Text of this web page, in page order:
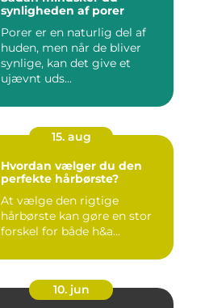
synligheden af porer
Porer er en naturlig del af
huden, men når de bliver
synlige, kan det give et
ujævnt uds...
15. aug
Hvordan vælger du den
perfekte hårbørste?
At vælge den rigtige
hårbørste kan gøre en stor
forskel for både h&a...
10. jun